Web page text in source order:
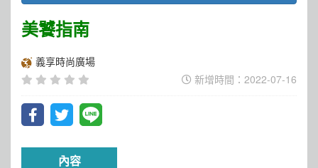
美饕指南
義享時尚廣場
新增時間：2022-07-16
內容